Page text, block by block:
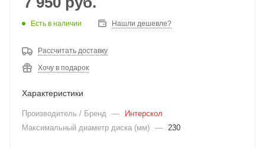
Есть в наличии Нашли дешевле?
Рассчитать доставку
Хочу в подарок
Характеристики
Производитель / Бренд —
Интерскол
Максимальный диаметр диска (мм) — 230